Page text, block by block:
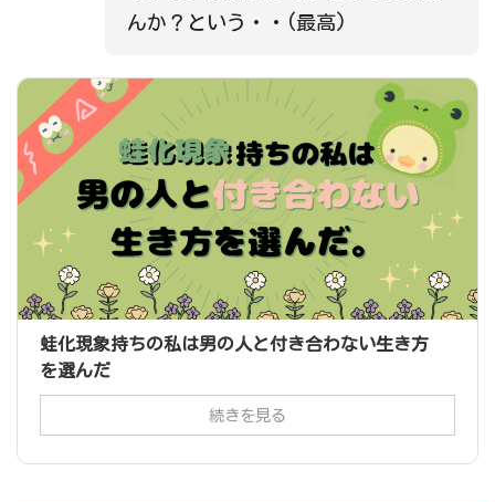
んか？という・・(最高)
蛙化現象持ちの私は男の人と付き合わない生き方
を選んだ
続きを見る